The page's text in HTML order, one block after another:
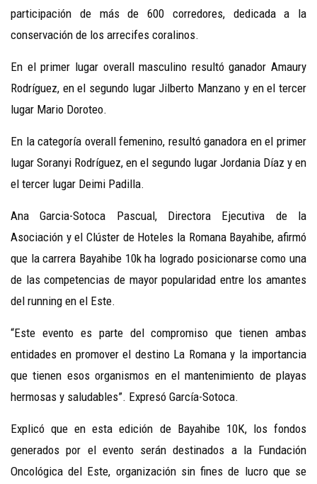
participación de más de 600 corredores, dedicada a la
conservación de los arrecifes coralinos.
En el primer lugar overall masculino resultó ganador Amaury
Rodríguez, en el segundo lugar Jilberto Manzano y en el tercer
lugar Mario Doroteo.
En la categoría overall femenino, resultó ganadora en el primer
lugar Soranyi Rodríguez, en el segundo lugar Jordania Díaz y en
el tercer lugar Deimi Padilla.
Ana Garcia-Sotoca Pascual, Directora Ejecutiva de la
Asociación y el Clúster de Hoteles la Romana Bayahibe, afirmó
que la carrera Bayahibe 10k ha logrado posicionarse como una
de las competencias de mayor popularidad entre los amantes
del running en el Este.
“Este evento es parte del compromiso que tienen ambas
entidades en promover el destino La Romana y la importancia
que tienen esos organismos en el mantenimiento de playas
hermosas y saludables”. Expresó García-Sotoca.
Explicó que en esta edición de Bayahibe 10K, los fondos
generados por el evento serán destinados a la Fundación
Oncológica del Este, organización sin fines de lucro que se